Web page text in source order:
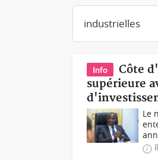
Info
Côte
supérieure
Le